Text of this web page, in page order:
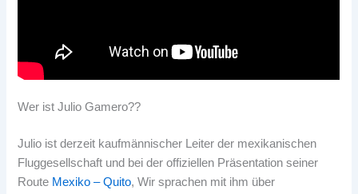
Wer ist Julio Gamero??
Julio ist derzeit kaufmännischer Leiter der mexikanischen
Fluggesellschaft und bei der offiziellen Präsentation seiner
Route Mexiko – Quito, Wir sprachen mit ihm über